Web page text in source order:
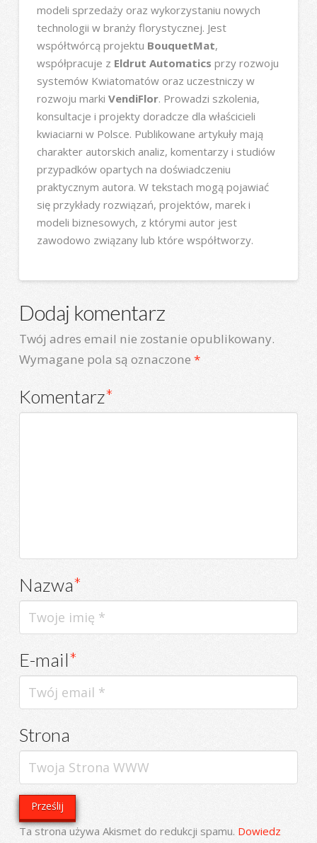
modeli sprzedaży oraz wykorzystaniu nowych
technologii w branży florystycznej. Jest
współtwórcą projektu BouquetMat,
współpracuje z Eldrut Automatics przy rozwoju
systemów Kwiatomatów oraz uczestniczy w
rozwoju marki VendiFlor. Prowadzi szkolenia,
konsultacje i projekty doradcze dla właścicieli
kwiaciarni w Polsce. Publikowane artykuły mają
charakter autorskich analiz, komentarzy i studiów
przypadków opartych na doświadczeniu
praktycznym autora. W tekstach mogą pojawiać
się przykłady rozwiązań, projektów, marek i
modeli biznesowych, z którymi autor jest
zawodowo związany lub które współtworzy.
Dodaj komentarz
Twój adres email nie zostanie opublikowany.
Wymagane pola są oznaczone *
Komentarz*
Nazwa*
E-mail*
Strona
Ta strona używa Akismet do redukcji spamu. Dowiedz